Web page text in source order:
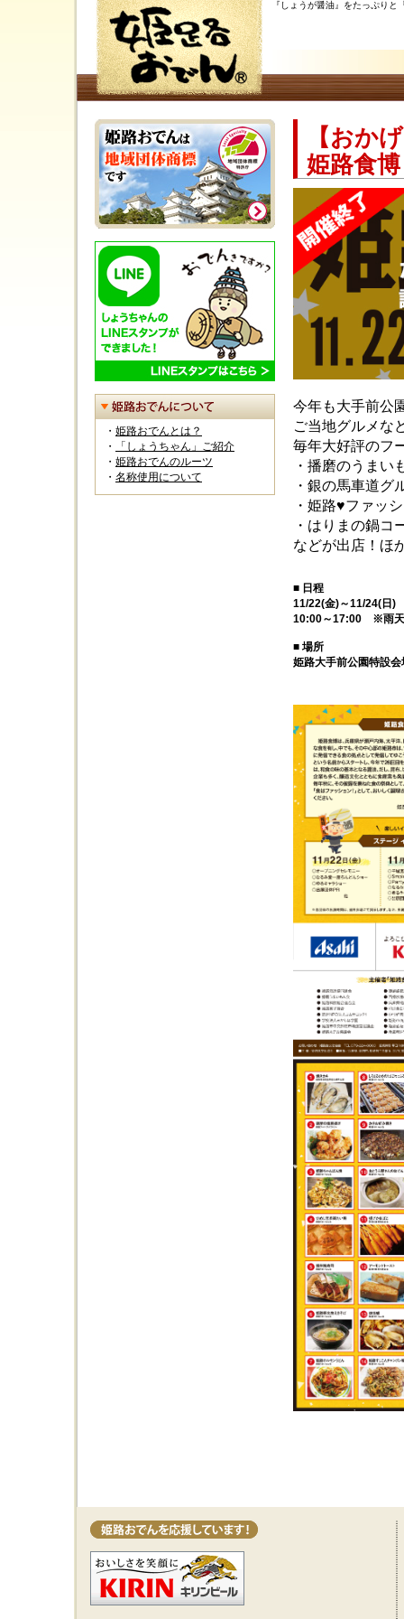
『しょうが醤油』をたっぷり
・ 姫路おでんとは？
・
「しょうちゃん」ご紹介
・ 姫路おでんのルーツ
・ 名称使用について
【おか
姫路食
今年も大手前公
ご当地グルメな
毎年大好評のフ
・播磨のうまい
・銀の馬車道グ
・姫路♥ファッ
・はりまの鍋コ
などが出店！ほ
■ 日程
11/22(金)～11/24(日)
10:00～17:00 ※雨
■ 場所
姫路大手前公園特設会